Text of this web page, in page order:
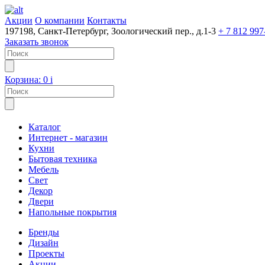
Акции О компании Контакты
197198, Санкт-Петербург, Зоологический пер., д.1-3 + 7 812
Заказать звонок
Корзина: 0 i
Каталог
Интернет - магазин
Кухни
Бытовая техника
Мебель
Свет
Декор
Двери
Напольные покрытия
Бренды
Дизайн
Проекты